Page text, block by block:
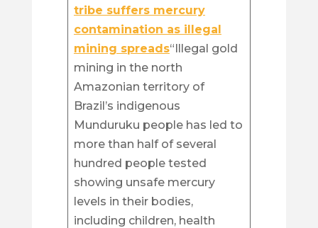
tribe suffers mercury
contamination as illegal
mining spreads“Illegal gold
mining in the north
Amazonian territory of
Brazil’s indigenous
Munduruku people has led to
more than half of several
hundred people tested
showing unsafe mercury
levels in their bodies,
including children, health